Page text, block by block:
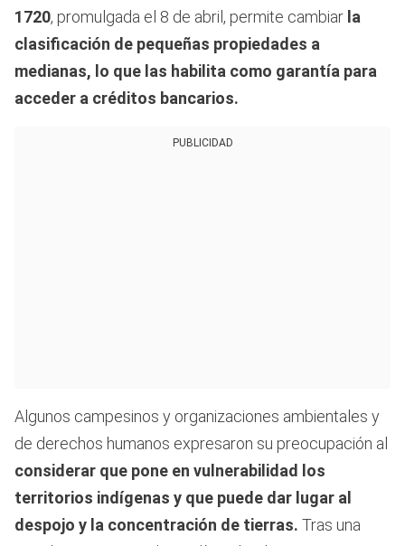
1720, promulgada el 8 de abril, permite cambiar la
clasificación de pequeñas propiedades a
medianas, lo que las habilita como garantía para
acceder a créditos bancarios.
PUBLICIDAD
Algunos campesinos y organizaciones ambientales y
de derechos humanos expresaron su preocupación al
considerar que pone en vulnerabilidad los
territorios indígenas y que puede dar lugar al
despojo y la concentración de tierras. Tras una